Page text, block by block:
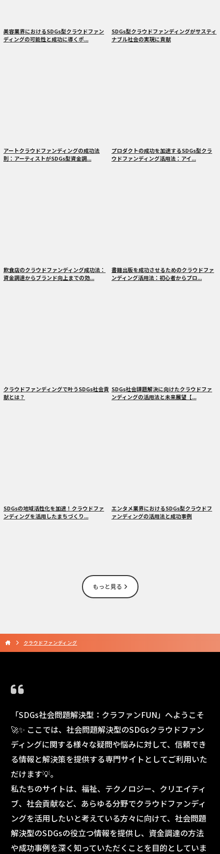
美容業界におけるSDGs型クラウドファン
ディングの可能性と成功に導くポ...
SDGs型クラウドファンディングがサスティ
ナブル社会の実現に貢献
アートクラウドファンディングの成功法
則：アーティストがSDGs型資金調...
プロダクトの成功を加速するSDGs型クラ
ウドファンディング活用法：アイ...
飲食店のクラウドファンディング成功法：
資金調達からブランド向上までの効...
書籍出版を成功させるためのクラウドファ
ンディング活用法：初心者からプロ...
クラウドファンディングで叶うSDGs社会貢
献とは？
SDGs社会課題解決に向けたクラウドファ
ンディングの活用法と未来展望【...
SDGsの地域活性化を加速！クラウドファ
ンディングを活用したまちづくり...
エンタメ業界におけるSDGs型クラウドフ
ァンディングの活用法と成功事例
もっと見る
クラウドファンディング
「SDGs社会問題解決型：クラファンFUN」へようこそ
🚀✨ ここでは、社会問題解決型のSDGsクラウドファン
ディングに関する様々な疑問や悩みに対して、信頼でき
る情報と解決策を提供する専門サイトとしてご利用いた
だけます💡。
私たちのサイトは、福祉、テクノロジー、クリエイティ
ブ、社会貢献など、あらゆる分野でクラウドファンディ
ングを活用したいと考えている方々に向けて、社会問題
解決型のSDGsの役立つ情報を提供し、資金調達の方法
や成功事例を深く知っていただくことを目的としていま